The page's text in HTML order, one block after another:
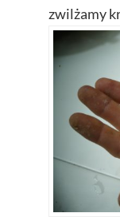
zwilżamy